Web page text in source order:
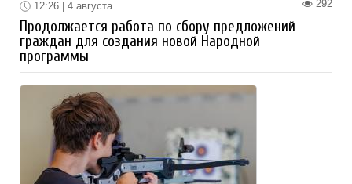
292
12:26 | 4 августа
Продолжается работа по сбору предложений
граждан для создания новой Народной
программы